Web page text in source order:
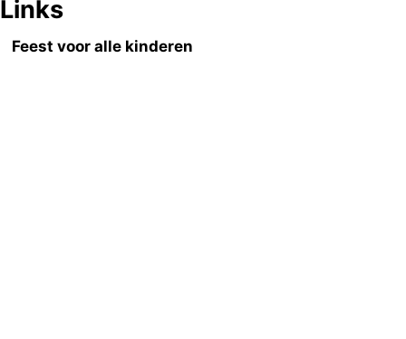
Links
Feest voor alle kinderen